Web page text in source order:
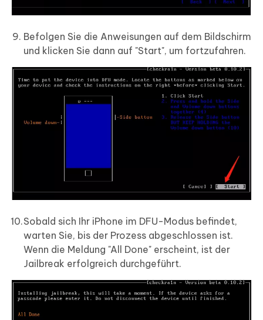
Befolgen Sie die Anweisungen auf dem Bildschirm
und klicken Sie dann auf "Start", um fortzufahren.
Sobald sich Ihr iPhone im DFU-Modus befindet,
warten Sie, bis der Prozess abgeschlossen ist.
Wenn die Meldung "All Done" erscheint, ist der
Jailbreak erfolgreich durchgeführt.